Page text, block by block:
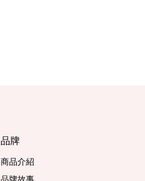
品牌
商品介紹
品牌故事